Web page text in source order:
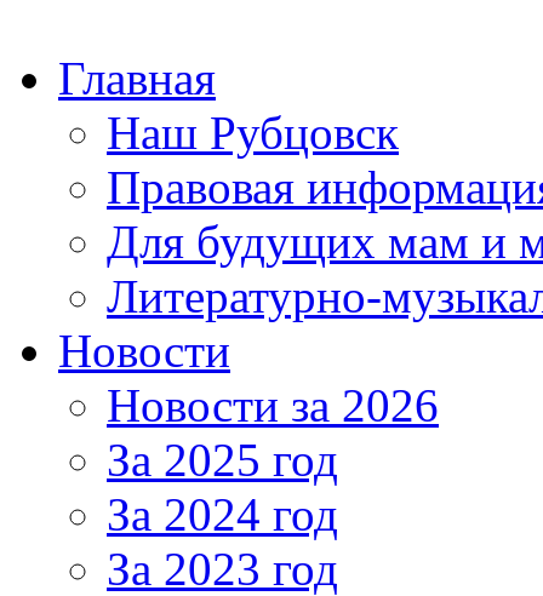
Главная
Наш Рубцовск
Правовая
Для будущих мам и
Литературно-
Новости
Новости за 2026
За 2025 год
За 2024 год
За 2023 год